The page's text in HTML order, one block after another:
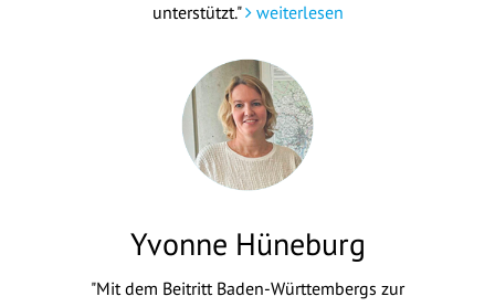
unterstützt." weiterlesen
Yvonne Hüneburg
"Mit dem Beitritt Baden-Württembergs zur